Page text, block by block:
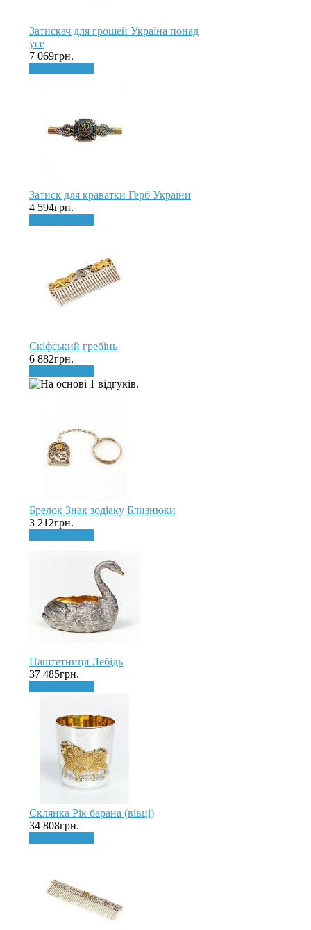
Затискач для грошей Україна понад
усе
7 069грн.
Затиск для краватки Герб України
4 594грн.
Скіфський гребінь
6 882грн.
Брелок Знак зодіаку Близнюки
3 212грн.
Паштетниця Лебідь
37 485грн.
Склянка Рік барана (вівці)
34 808грн.